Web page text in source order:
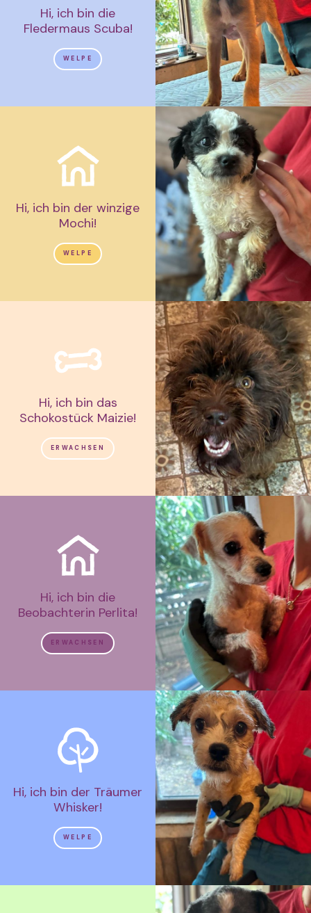
Hi, ich bin die
Fledermaus Scuba!
WELPE
Hi, ich bin der winzige
Mochi!
WELPE
Hi, ich bin das
Schokostück Maizie!
ERWACHSEN
Hi, ich bin die
Beobachterin Perlita!
ERWACHSEN
Hi, ich bin der Träumer
Whisker!
WELPE